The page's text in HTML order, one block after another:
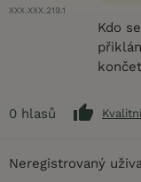
XXX.XXX.219.1
Kdo
0 hlasů
Neregistrovaný